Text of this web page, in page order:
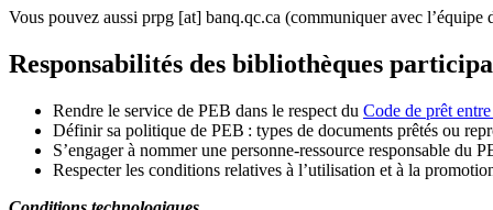
Vous pouvez aussi prpg [at] banq.qc.ca (communiquer avec
Responsabilités des bibliothèques
Rendre le service de PEB dans le respect du Code de prêt
Définir sa politique de PEB : types de documents prêtés ou
S’engager à nommer une personne-ressource responsable du
Respecter les conditions relatives à l’utilisation et à la